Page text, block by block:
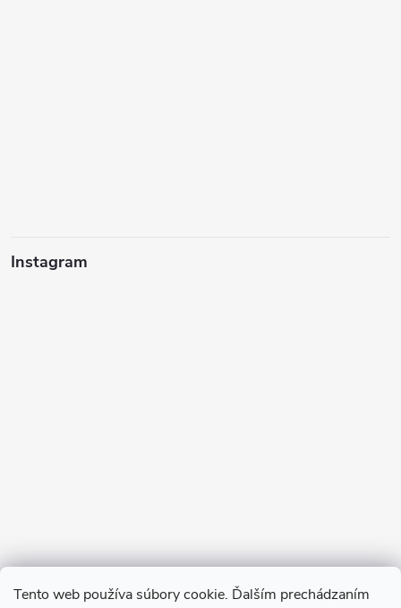
Tento web používa súbory cookie. Ďalším prechádzaním
Instagram